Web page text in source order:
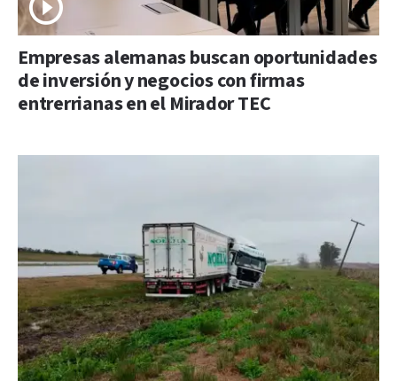
Empresas alemanas buscan oportunidades
de inversión y negocios con firmas
entrerrianas en el Mirador TEC